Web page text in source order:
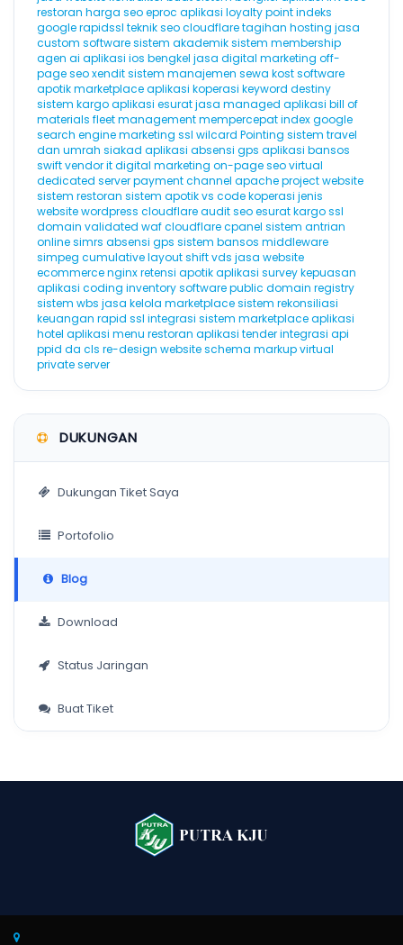
restoran harga seoeproc aplikasi loyalty pointindeks
googlerapidssl teknik seocloudflaretagihan hosting jasa
custom softwaresistem akademiksistem membership
agen ai aplikasi ios bengkel jasa digital marketing off-
page seoxenditsistem manajemen sewa kostsoftware
apotikmarketplaceaplikasi koperasi keyword destiny
sistem kargoaplikasi esuratjasa managed aplikasi bill of
materials fleet managementmempercepat index google
search engine marketing ssl wilcard Pointing sistem travel
dan umrah siakad aplikasi absensi gps aplikasi bansos
swiftvendor itdigital marketing on-page seovirtual
dedicated serverpayment channel apacheproject website
sistem restoran sistem apotikvs codekoperasi jenis
websitewordpress cloudflareaudit seoesuratkargossl
domain validated waf cloudflarecpanel sistem antrian
onlinesimrs absensi gps sistem bansos middleware
simpeg cumulative layout shiftvds jasa website
ecommercenginxretensi apotikaplikasi survey kepuasan
aplikasi coding inventory softwarepublic domain registry
sistem wbs jasa kelola marketplacesistem rekonsiliasi
keuangan rapid ssl integrasi sistem marketplaceaplikasi
hotel aplikasi menu restoran aplikasi tenderintegrasi api
ppid da cls re-design websiteschema markupvirtual
private server
DUKUNGAN
Dukungan Tiket Saya
Portofolio
Blog
Download
Status Jaringan
Buat Tiket